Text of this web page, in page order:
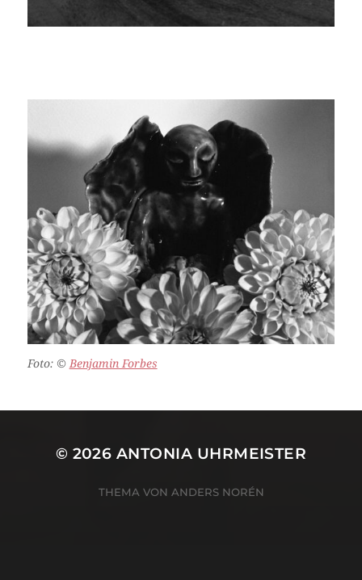
Foto: © Benjamin Forbes
© 2026 ANTONIA UHRMEISTER
THEMA VON ANDERS NORÉN